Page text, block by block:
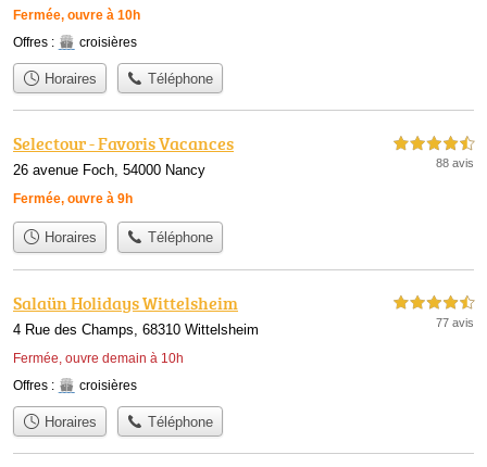
Fermée, ouvre à 10h
Offres : croisières
Horaires Téléphone
Selectour - Favoris Vacances
26 avenue Foch, 54000 Nancy
Fermée, ouvre à 9h
4,5 étoiles sur 5
88 avis
Horaires Téléphone
Salaün Holidays Wittelsheim
4 Rue des Champs, 68310 Wittelsheim
Fermée, ouvre demain à 10h
4,5 étoiles sur 5
77 avis
Offres : croisières
Horaires Téléphone